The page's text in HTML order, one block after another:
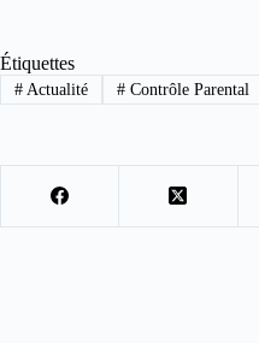
Étiquettes
#Actualité #Contrôle Parental